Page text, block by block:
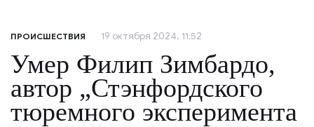
ПРОИСШЕСТВИЯ 19 октября 2024, 11:52
Умер Филип Зимбардо,
автор „Стэнфордского
тюремного эксперимента